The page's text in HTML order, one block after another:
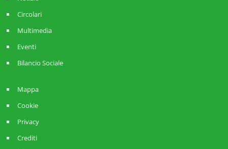
Circolari
Multimedia
Eventi
Bilancio Sociale
Mappa
Cookie
Privacy
Crediti